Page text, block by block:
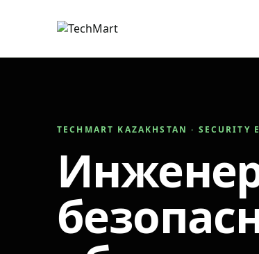
TECHMART KAZAKHSTAN · SECURITY